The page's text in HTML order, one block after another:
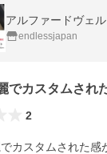
endlessjapan
でカスタムされ
2
カスタムされた感